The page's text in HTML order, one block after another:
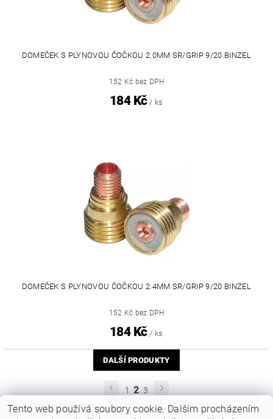
DOMEČEK S PLYNOVOU ČOČKOU 2.0MM SR/GRIP 9/20 BINZEL
152 Kč bez DPH
184 Kč / ks
DOMEČEK S PLYNOVOU ČOČKOU 2.4MM SR/GRIP 9/20 BINZEL
152 Kč bez DPH
184 Kč / ks
DALŠÍ PRODUKTY
1 2 3
Tento web používá soubory cookie. Dalším procházením